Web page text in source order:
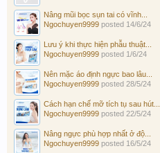
Nâng mũi bọc sụn tai có vĩnh...
Ngochuyen9999 posted 14/6/24
Lưu ý khi thực hiện phẫu thuật...
Ngochuyen9999 posted 1/6/24
Nên mặc áo định ngực bao lâu...
Ngochuyen9999 posted 28/5/24
Cách hạn chế mỡ tích tụ sau hút...
Ngochuyen9999 posted 22/5/24
Nâng ngực phù hợp nhất ở độ...
Ngochuyen9999 posted 16/5/24